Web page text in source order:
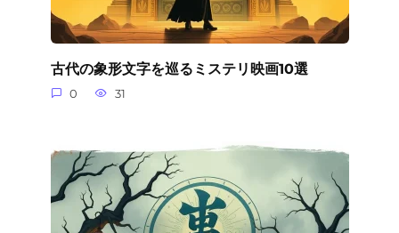
古代の象形文字を巡るミステリ映画10選
0 31